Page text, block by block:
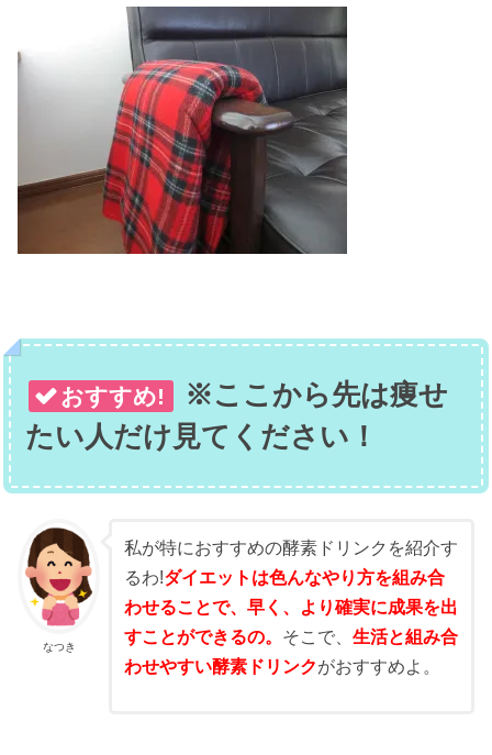
おすすめ!
※ここから先は痩せ
たい人だけ見てください！
なつき
私が特におすすめの酵素ドリンクを紹介す
るわ!ダイエットは色んなやり方を組み合
わせることで、早く、より確実に成果を出
すことができるの。 そこで、 生活と組み合
わせやすい酵素ドリンクがおすすめよ。